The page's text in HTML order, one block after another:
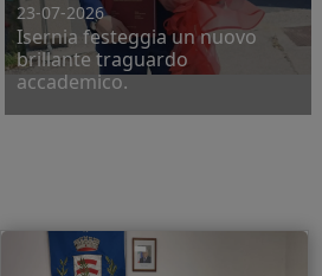
23-07-2026
Isernia festeggia un nuovo
brillante traguardo
accademico.